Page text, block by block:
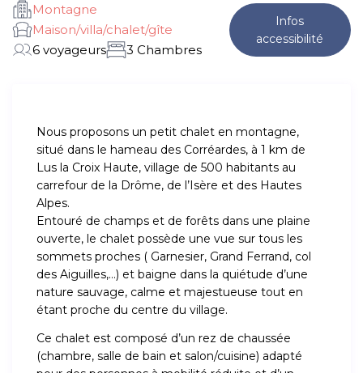
Montagne
Maison/villa/chalet/gîte
6 voyageurs
3 Chambres
Infos
accessibilité
Nous proposons un petit chalet en montagne,
situé dans le hameau des Corréardes, à 1 km de
Lus la Croix Haute, village de 500 habitants au
carrefour de la Drôme, de l’Isère et des Hautes
Alpes.
Entouré de champs et de forêts dans une plaine
ouverte, le chalet possède une vue sur tous les
sommets proches ( Garnesier, Grand Ferrand, col
des Aiguilles,…) et baigne dans la quiétude d’une
nature sauvage, calme et majestueuse tout en
étant proche du centre du village.
Ce chalet est composé d’un rez de chaussée
(chambre, salle de bain et salon/cuisine) adapté